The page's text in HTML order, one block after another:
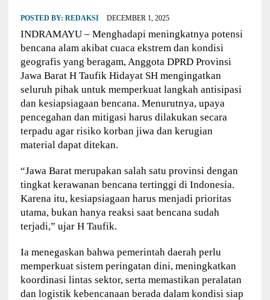
POSTED BY: REDAKSI DECEMBER 1, 2025
INDRAMAYU – Menghadapi meningkatnya potensi
bencana alam akibat cuaca ekstrem dan kondisi
geografis yang beragam, Anggota DPRD Provinsi
Jawa Barat H Taufik Hidayat SH mengingatkan
seluruh pihak untuk memperkuat langkah antisipasi
dan kesiapsiagaan bencana. Menurutnya, upaya
pencegahan dan mitigasi harus dilakukan secara
terpadu agar risiko korban jiwa dan kerugian
material dapat ditekan.
“Jawa Barat merupakan salah satu provinsi dengan
tingkat kerawanan bencana tertinggi di Indonesia.
Karena itu, kesiapsiagaan harus menjadi prioritas
utama, bukan hanya reaksi saat bencana sudah
terjadi,” ujar H Taufik.
Ia menegaskan bahwa pemerintah daerah perlu
memperkuat sistem peringatan dini, meningkatkan
koordinasi lintas sektor, serta memastikan peralatan
dan logistik kebencanaan berada dalam kondisi siap